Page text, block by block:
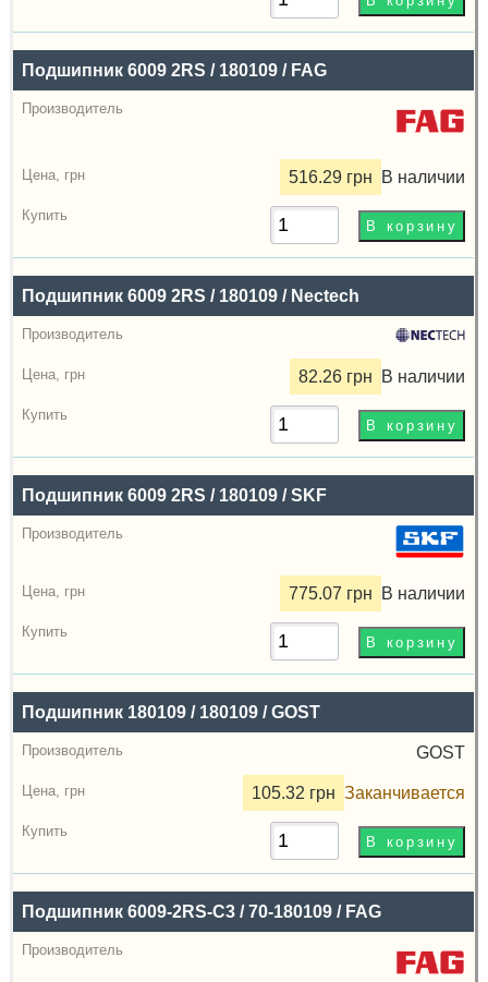
грн
Купить
Подшипник 6009 2RS / 180109 / FAG
516.29 грн В наличии
Подшипник 6009 2RS / 180109 / Nectech
82.26 грн В наличии
Подшипник 6009 2RS / 180109 / SKF
775.07 грн В наличии
Подшипник 180109 / 180109 / GOST
GOST
105.32 грн Заканчивается
Подшипник 6009-2RS-С3 / 70-180109 / FAG